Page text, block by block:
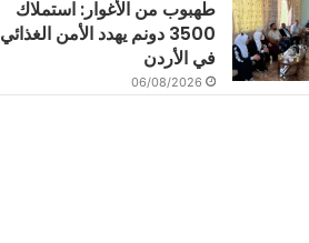
طهبوب من الأغوار: استملاك
3500 دونم يهدد الأمن الغذائي
في الأردن
06/08/2026